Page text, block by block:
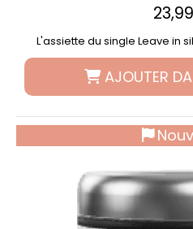
23,99
L'assiette du single Leave in
AJOUTER